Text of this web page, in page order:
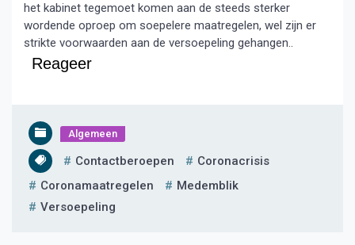
het kabinet tegemoet komen aan de steeds sterker
wordende oproep om soepelere maatregelen, wel zijn er
strikte voorwaarden aan de versoepeling gehangen..
Reageer
Algemeen
Contactberoepen
Coronacrisis
Coronamaatregelen
Medemblik
Versoepeling